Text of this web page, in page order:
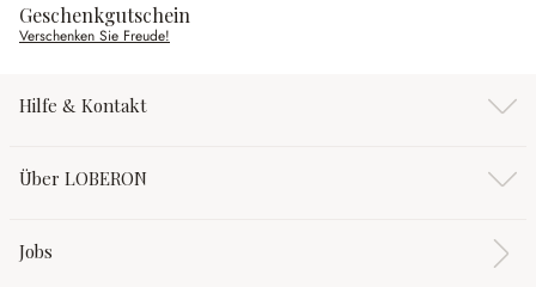
Geschenkgutschein
Verschenken Sie Freude!
Hilfe & Kontakt
Über LOBERON
Jobs